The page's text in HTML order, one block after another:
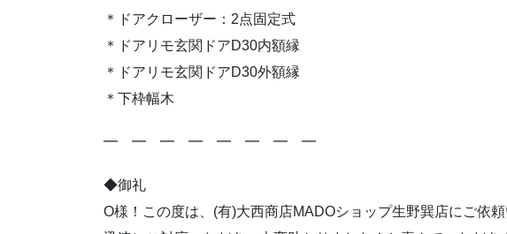
＊ドアクローザー：2点固定式
＊ドアリモ玄関ドアD30内額縁
＊ドアリモ玄関ドアD30外額縁
＊下枠幅木
━ ━ ━ ━ ━ ━ ━ ━
◆御礼
O様！この度は、(有)大西商店MADOショップ生野巽店にご依